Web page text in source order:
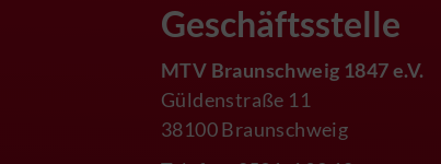
Geschäftsstelle
MTV Braunschweig 1847 e.V.
Güldenstraße 11
38100 Braunschweig